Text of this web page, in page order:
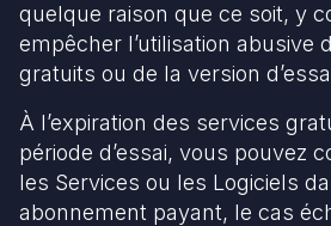
quelque raison que ce soit, y
empêcher l’utilisation abusive
gratuits ou de la version
À l’expiration des services
période d’essai, vous pouvez
les Services ou les Logiciels
abonnement payant, le cas